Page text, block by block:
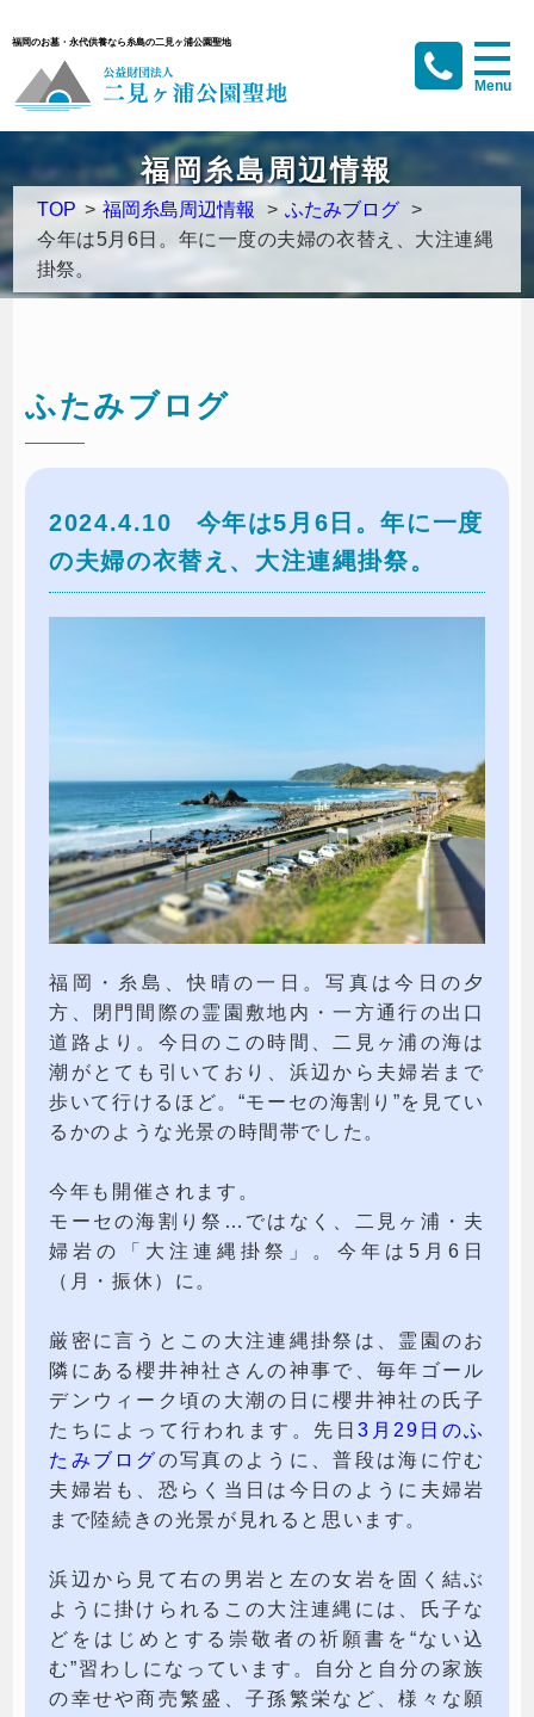
福岡のお墓・永代供養なら糸島の二見ヶ浦公園聖地
福岡糸島周辺情報
TOP > 福岡糸島周辺情報 > ふたみブログ
>
今年は5月6日。年に一度の夫婦の衣替え、大注連縄
掛祭。
ふたみブログ
2024.4.10
今年は5月6日。年に一度
の夫婦の衣替え、大注連縄掛祭。
福岡・糸島、快晴の一日。写真は今日の夕
方、閉門間際の霊園敷地内・一方通行の出口
道路より。今日のこの時間、二見ヶ浦の海は
潮がとても引いており、浜辺から夫婦岩まで
歩いて行けるほど。“モーセの海割り”を見てい
るかのような光景の時間帯でした。
今年も開催されます。
モーセの海割り祭…ではなく、二見ヶ浦・夫
婦岩の「大注連縄掛祭」。今年は5月6日
（月・振休）に。
厳密に言うとこの大注連縄掛祭は、霊園のお
隣にある櫻井神社さんの神事で、毎年ゴール
デンウィーク頃の大潮の日に櫻井神社の氏子
たちによって行われます。先日3月29日のふ
たみブログの写真のように、普段は海に佇む
夫婦岩も、恐らく当日は今日のように夫婦岩
まで陸続きの光景が見れると思います。
浜辺から見て右の男岩と左の女岩を固く結ぶ
ように掛けられるこの大注連縄には、氏子な
どをはじめとする崇敬者の祈願書を“ない込
む”習わしになっています。自分と自分の家族
の幸せや商売繁盛、子孫繁栄など、様々な願